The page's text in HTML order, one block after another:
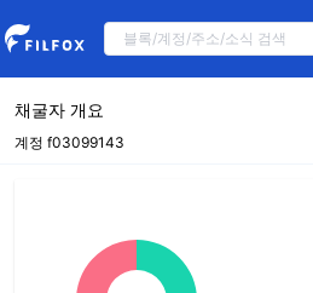
채굴자 개요
계정 f03099143